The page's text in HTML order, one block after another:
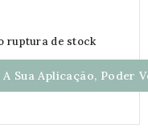
ruptura de stock
Sua Aplicação, Poder